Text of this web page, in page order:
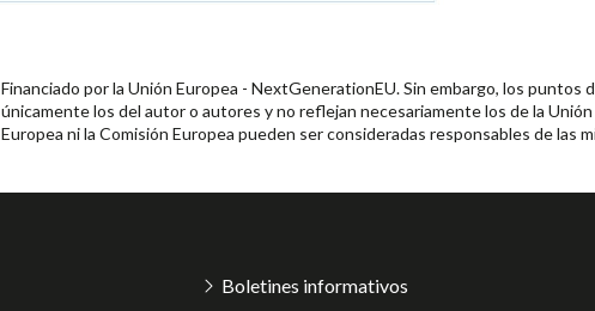
Financiado por la Unión Europea - NextGenerationEU. Sin embargo, los puntos
únicamente los del autor o autores y no reflejan necesariamente los de la Unión
Europea ni la Comisión Europea pueden ser consideradas responsables de las
Boletines informativos